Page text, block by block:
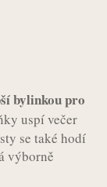
bylinkou pro
uspí večer
se také hodí
výborně